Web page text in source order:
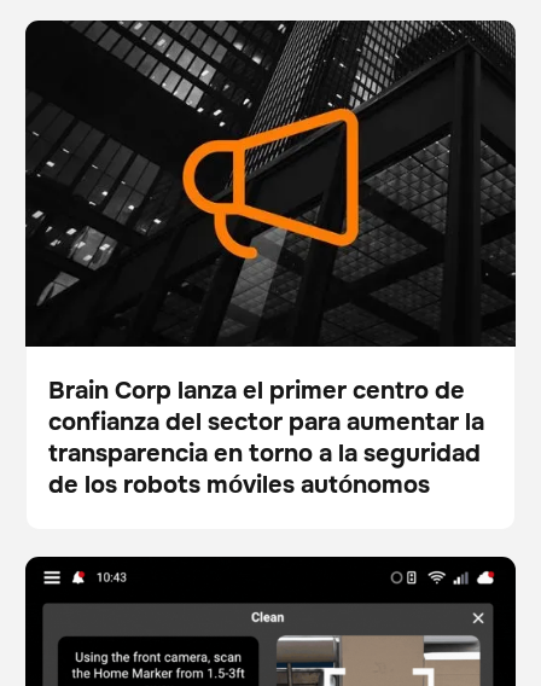
Brain Corp lanza el primer centro de confianza del
sector para aumentar la transparencia en torno a la
seguridad de los robots móviles autónomos
Escáner
Gestión de existencias
Pulse
Brain Corp lanza el primer centro de
confianza del sector para aumentar la
transparencia en torno a la seguridad
de los robots móviles autónomos
Brain Corp presenta nuevos flujos de trabajo
centrados en mapas que simplifican las operaciones
de los robots y aumentan la claridad visual
Fregadora
Cuidado del suelo